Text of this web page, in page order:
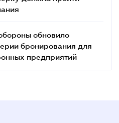
обновило
бронирования для
предприятий